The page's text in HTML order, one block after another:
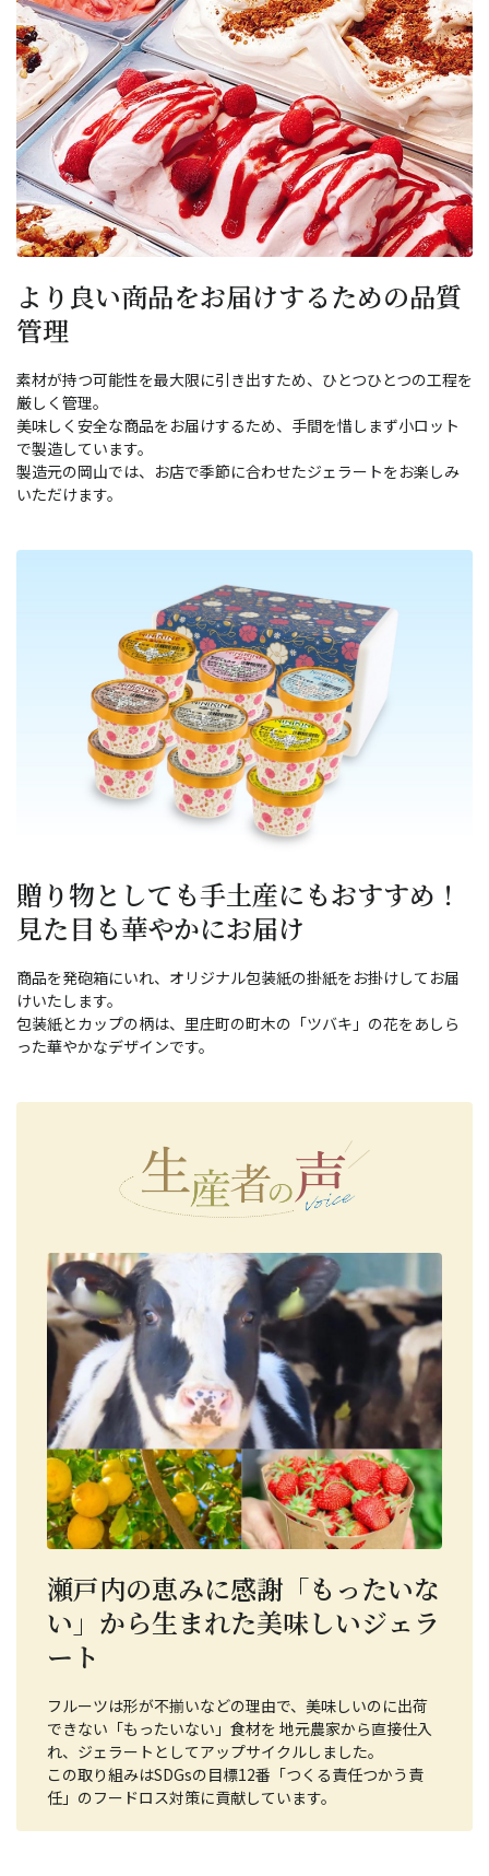
より良い商品をお届けするための品質
管理
素材が持つ可能性を最大限に引き出すため、ひとつひとつの工程を
厳しく管理。
美味しく安全な商品をお届けするため、手間を惜しまず小ロット
で製造しています。
製造元の岡山では、お店で季節に合わせたジェラートをお楽しみ
いただけます。
贈り物としても手土産にもおすすめ！
見た目も華やかにお届け
商品を発砲箱にいれ、オリジナル包装紙の掛紙をお掛けしてお届
けいたします。
包装紙とカップの柄は、里庄町の町木の「ツバキ」の花をあしら
った華やかなデザインです。
瀬戸内の恵みに感謝「もったいな
い」から生まれた美味しいジェラ
ート
フルーツは形が不揃いなどの理由で、美味しいのに出荷
できない「もったいない」食材を 地元農家から直接仕入
れ、ジェラートとしてアップサイクルしました。
この取り組みはSDGsの目標12番「つくる責任つかう責
任」のフードロス対策に貢献しています。